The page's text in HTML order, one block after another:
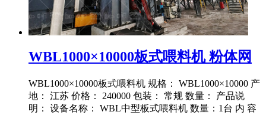
WBL1000×10000板式喂料机 粉体网
WBL1000×10000板式喂料机 规格： WBL1000×10000 产
地： 江苏 价格： 240000 包装： 常规 数量： 产品说
明： 设备名称： WBL中型板式喂料机 数量：1台 内 容